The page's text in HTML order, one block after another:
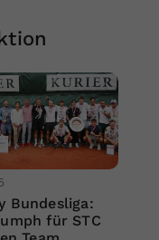
Bundesliga:
für STC